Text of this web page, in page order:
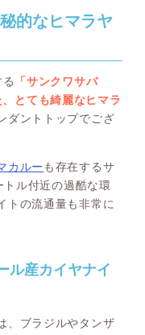
的なヒマラヤ
「サンクワサバ
とても綺麗なヒマラ
ダントトップでござ
カルー も存在するサ
ル付近の過酷な環
トの流通量も非常に
ル産カイヤナイ
、ブラジルやタンザ